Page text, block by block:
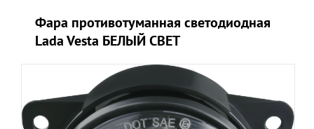
Фара противотуманная светодиодная
Lada Vesta БЕЛЫЙ СВЕТ